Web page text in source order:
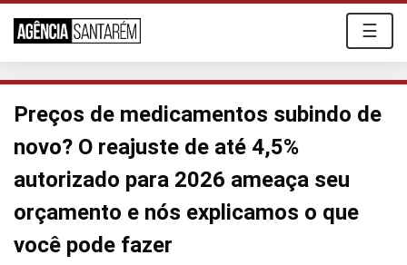
☰
Preços de medicamentos subindo de
novo? O reajuste de até 4,5%
autorizado para 2026 ameaça seu
orçamento e nós explicamos o que
você pode fazer